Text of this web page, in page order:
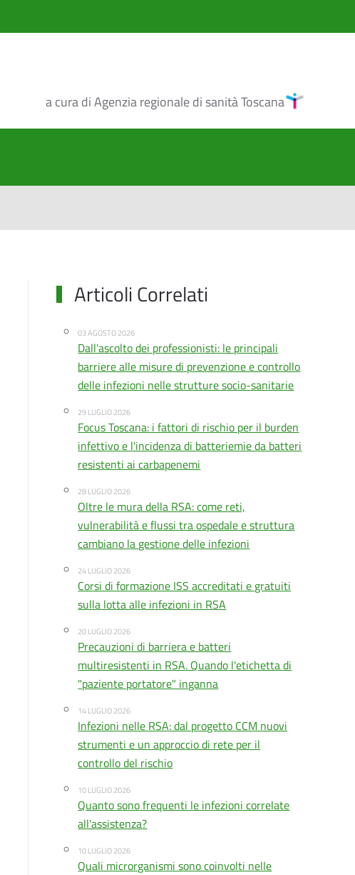
a cura di Agenzia regionale di sanità Toscana
Articoli Correlati
03 AGOSTO 2026
Dall'ascolto dei professionisti: le principali
barriere alle misure di prevenzione e controllo
delle infezioni nelle strutture socio-sanitarie
29 LUGLIO 2026
Focus Toscana: i fattori di rischio per il burden
infettivo e l'incidenza di batteriemie da batteri
resistenti ai carbapenemi
28 LUGLIO 2026
Oltre le mura della RSA: come reti,
vulnerabilità e flussi tra ospedale e struttura
cambiano la gestione delle infezioni
24 LUGLIO 2026
Corsi di formazione ISS accreditati e gratuiti
sulla lotta alle infezioni in RSA
20 LUGLIO 2026
Precauzioni di barriera e batteri
multiresistenti in RSA. Quando l'etichetta di
"paziente portatore" inganna
14 LUGLIO 2026
Infezioni nelle RSA: dal progetto CCM nuovi
strumenti e un approccio di rete per il
controllo del rischio
10 LUGLIO 2026
Quanto sono frequenti le infezioni correlate
all'assistenza?
10 LUGLIO 2026
Quali microrganismi sono coinvolti nelle